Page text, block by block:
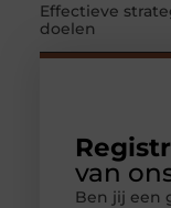
Effectieve
doelen
van
Ben jij een